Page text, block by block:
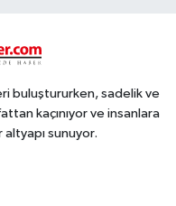
buluştururken, sadelik ve
kaçınıyor ve insanlara
sunuyor.